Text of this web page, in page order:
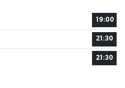
19:00
21:30
21:30